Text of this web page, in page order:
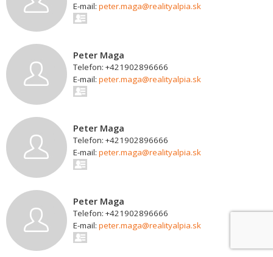
E-mail: peter.maga@realityalpia.sk
Peter Maga
Telefon: +421902896666
E-mail: peter.maga@realityalpia.sk
Peter Maga
Telefon: +421902896666
E-mail: peter.maga@realityalpia.sk
Peter Maga
Telefon: +421902896666
E-mail: peter.maga@realityalpia.sk